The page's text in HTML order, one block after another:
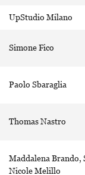
UpStudio Milano
Simone Fico
Paolo Sbaraglia
Thomas Nastro
Maddalena Brando,
Nicole Melillo